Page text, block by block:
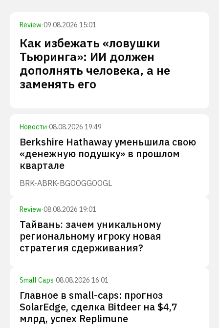
Review·09.08.2026 15:01
Как избежать «ловушки
Тьюринга»: ИИ должен
дополнять человека, а не
заменять его
Новости·08.08.2026 19:49
Berkshire Hathaway уменьшила свою
«денежную подушку» в прошлом
квартале
BRK-ABRK-BGOOGGOOGL
Review·08.08.2026 19:01
Тайвань: зачем уникальному
региональному игроку новая
стратегия сдерживания?
Small Caps·08.08.2026 16:01
Главное в small-caps: прогноз
SolarEdge, сделка Bitdeer на $4,7
млрд, успех Replimune